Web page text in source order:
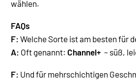
wählen.
FAQs
F: Welche Sorte ist am besten für
A: Oft genannt: Channel+ – süß,
F: Und für mehrschichtigen